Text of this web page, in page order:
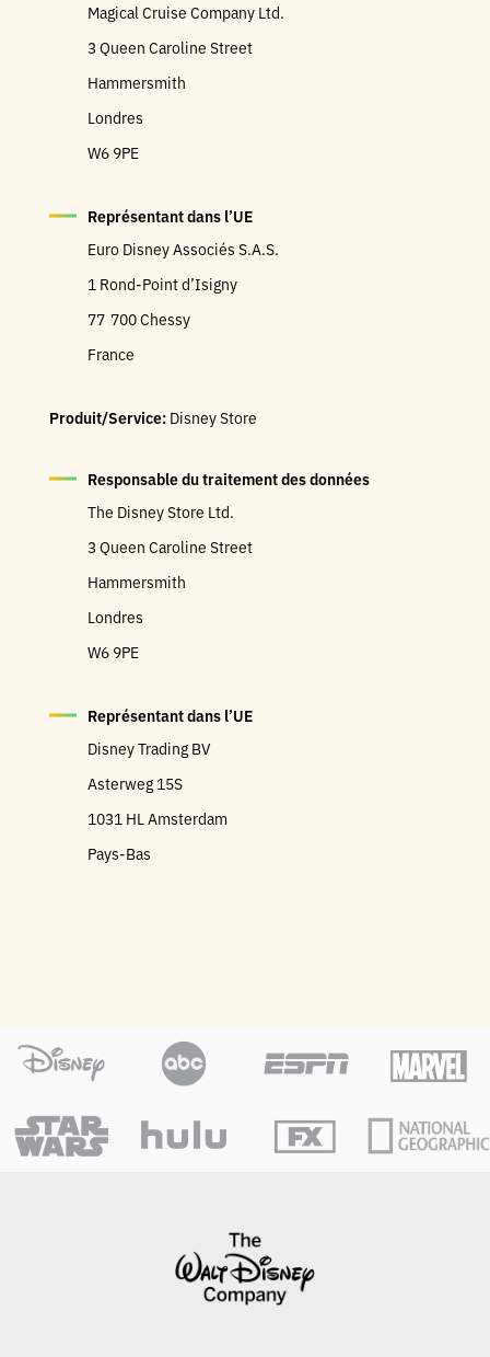
Magical Cruise Company Ltd.
3 Queen Caroline Street
Hammersmith
Londres
W6 9PE
Représentant dans l’UE
Euro Disney Associés S.A.S.
1 Rond-Point d’Isigny
77 700 Chessy
France
Produit/Service: Disney Store
Responsable du traitement des données
The Disney Store Ltd.
3 Queen Caroline Street
Hammersmith
Londres
W6 9PE
Représentant dans l’UE
Disney Trading BV
Asterweg 15S
1031 HL Amsterdam
Pays-Bas